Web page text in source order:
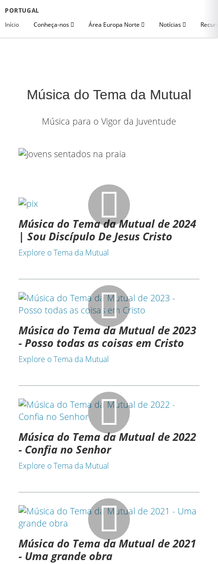
PORTUGAL
Início
Conheça-nos Área Europa Norte Notícias
Música do Tema da Mutual
Música para o Vigor da Juventude
Música do Tema da Mutual de 2024
| Sou Discípulo De Jesus Cristo
Explore o Tema da Mutual
Música do Tema da Mutual de 2023
- Posso todas as coisas em Cristo
Explore o Tema da Mutual
Música do Tema da Mutual de 2022
- Confia no Senhor
Explore o Tema da Mutual
Música do Tema da Mutual de 2021
- Uma grande obra